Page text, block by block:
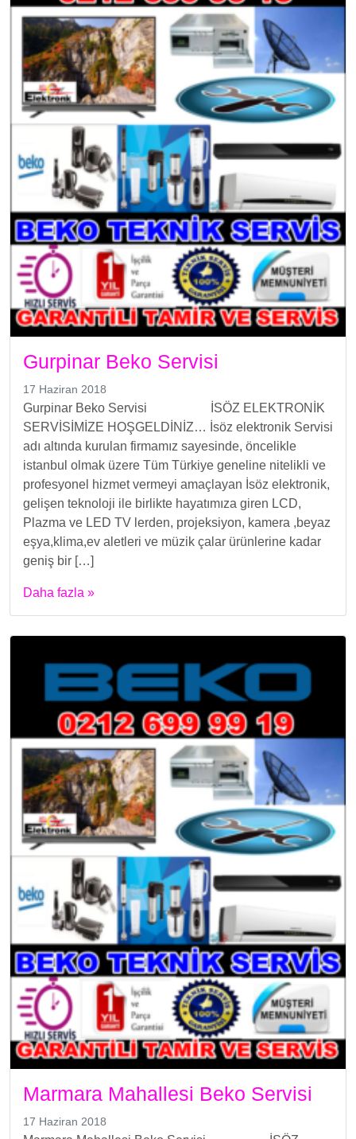
Gurpinar Beko Servisi
17 Haziran 2018
Gurpinar Beko Servisi İSÖZ ELEKTRONİK
SERVİSİMİZE HOŞGELDİNİZ… İsöz elektronik Servisi
adı altında kurulan firmamız sayesinde, öncelikle
istanbul olmak üzere Tüm Türkiye geneline nitelikli ve
profesyonel hizmet vermeyi amaçlayan İsöz elektronik,
gelişen teknoloji ile birlikte hayatımıza giren LCD,
Plazma ve LED TV lerden, projeksiyon, kamera ,beyaz
eşya,klima,ev aletleri ve müzik çalar ürünlerine kadar
geniş bir […]
Daha fazla »
Marmara Mahallesi Beko Servisi
17 Haziran 2018